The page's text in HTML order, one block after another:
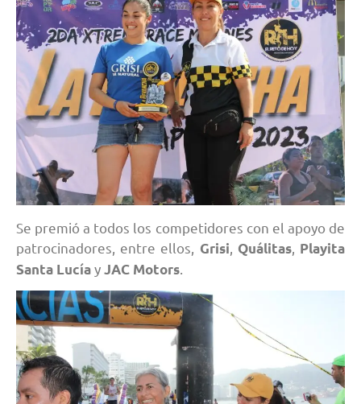
Se premió a todos los competidores con el apoyo de
patrocinadores, entre ellos, Grisi Quálitas, Playita
Santa LucíayJAC Motors